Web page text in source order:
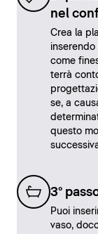
nel
Crea la
come
terrà
se, a
questo
3°
Puoi
vaso,